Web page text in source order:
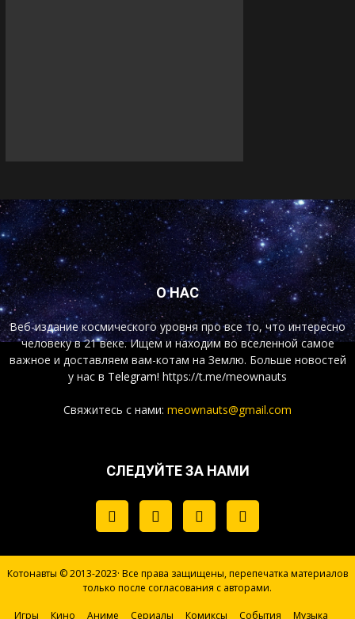
О НАС
Веб-издание космического уровня про все то, что интересно
человеку в 21 веке. Ищем и находим во вселенной самое
важное и доставляем вам-котам на Землю. Больше новостей
у нас в Telegram! https://t.me/meownauts
Свяжитесь с нами: meownauts@gmail.com
СЛЕДУЙТЕ ЗА НАМИ
Котонавты © 2013-2023· Все права защищены, перепечатка материалов
только после согласования с авторами.
Игры Кино Аниме Сериалы Комиксы События Музыка